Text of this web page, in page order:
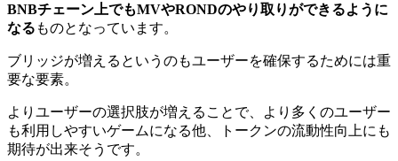
BNBチェーン上でもMVやRONDのやり取りができるように
なる ものとなっています。
ブリッジが増えるというのもユーザーを確保するためには重
要な要素。
よりユーザーの選択肢が増えることで、より多くのユーザー
も利用しやすいゲームになる他、
トークンの流動性向上にも
期待が出来そうです。